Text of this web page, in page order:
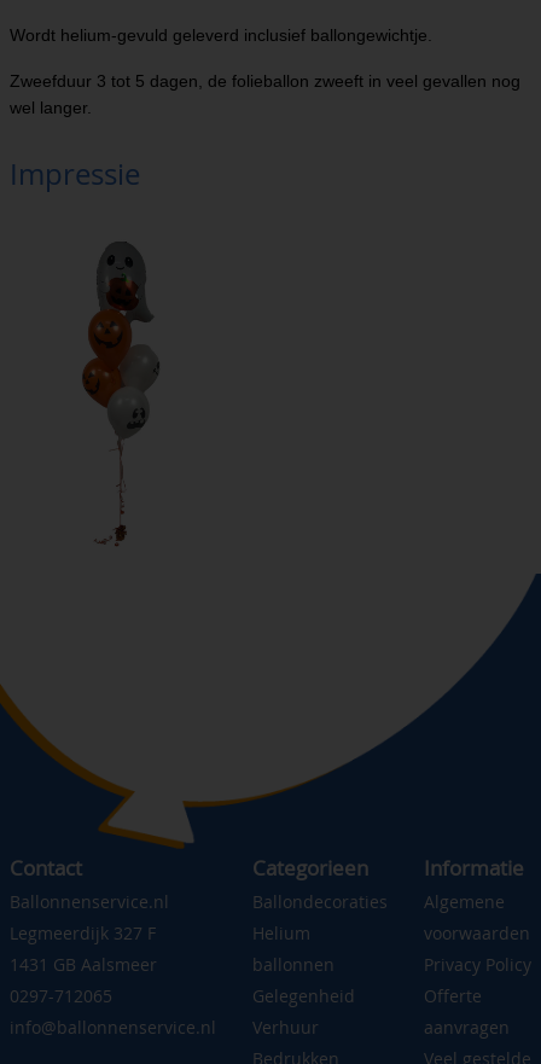
Wordt helium-gevuld geleverd inclusief ballongewichtje.
Zweefduur 3 tot 5 dagen, de folieballon zweeft in veel gevallen nog
wel langer.
Impressie
Contact
Ballonnenservice.nl
Legmeerdijk 327 F
1431 GB Aalsmeer
0297-712065
info@ballonnenservice.nl
Categorieen
Ballondecoraties
Helium
ballonnen
Gelegenheid
Verhuur
Bedrukken
Informatie
Algemene
voorwaarden
Privacy Policy
Offerte
aanvragen
Veel gestelde